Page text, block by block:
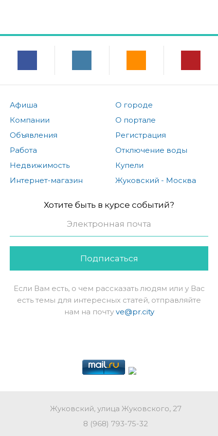
Афиша
Компании
Объявления
Работа
Недвижимость
Интернет-магазин
О городе
О портале
Регистрация
Отключение воды
Купели
Жуковский - Москва
Хотите быть в курсе событий?
Подписаться
Если Вам есть, о чем рассказать людям или у Вас
есть темы для интересных статей, отправляйте
нам на почту ve@pr.city
Жуковский, улица Жуковского, 27
8 (968) 793-75-32